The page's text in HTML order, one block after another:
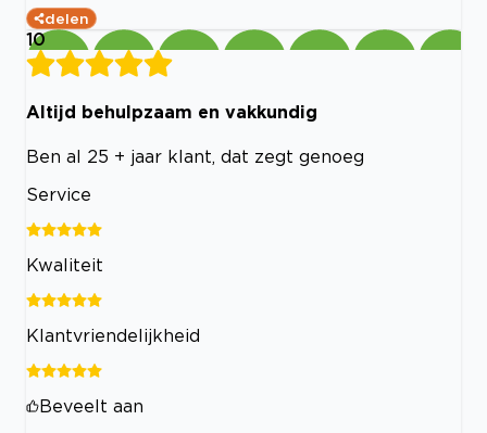
delen
10
Altijd behulpzaam en vakkundig
Ben al 25 + jaar klant, dat zegt genoeg
Service
Kwaliteit
Klantvriendelijkheid
Beveelt aan